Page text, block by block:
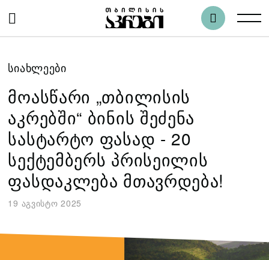
ᲡᲘᲐᲮᲚᲔᲔᲑᲘ
მოასწარი „თბილისის
აკრებში“ ბინის შეძენა
სასტარტო ფასად - 20
სექტემბერს პრისეილის
ფასდაკლება მთავრდება!
19 აგვისტო 2025